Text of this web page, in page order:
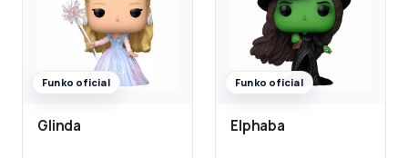
Funko oficial
Glinda
Funko oficial
Elphaba